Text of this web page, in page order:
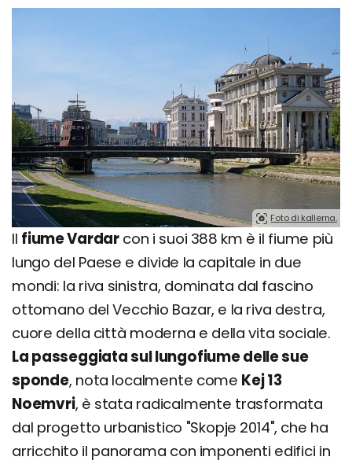
Foto di kallerna.
Il fiume Vardar con i suoi 388 km è il fiume più
lungo del Paese e divide la capitale in due
mondi: la riva sinistra, dominata dal fascino
ottomano del Vecchio Bazar, e la riva destra,
cuore della città moderna e della vita sociale.
La passeggiata sul lungofiume delle sue
sponde, nota localmente come Kej 13
Noemvri, è stata radicalmente trasformata
dal progetto urbanistico "Skopje 2014", che ha
arricchito il panorama con imponenti edifici in